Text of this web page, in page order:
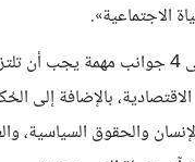
الاجتماعية».
وأضاف: «ننظر إلى 4 جوانب مهمة يجب
الاقتصادية، بالإضافة إلى
والحقوق السياسية،